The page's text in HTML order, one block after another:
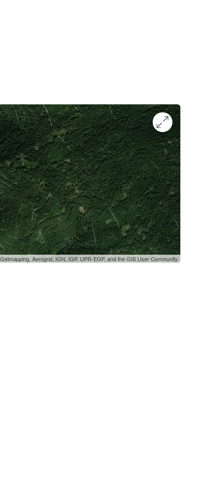
Aerogrid, IGN, IGP, UPR-EGP, and the GIS User Community